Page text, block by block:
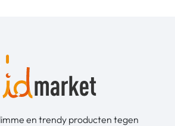
en trendy producten tegen